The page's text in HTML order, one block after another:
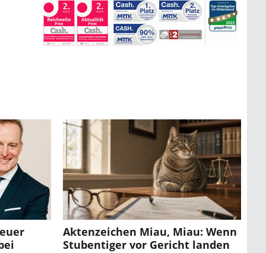
Aktenzeichen Miau, Miau: Wenn
Stubentiger vor Gericht landen